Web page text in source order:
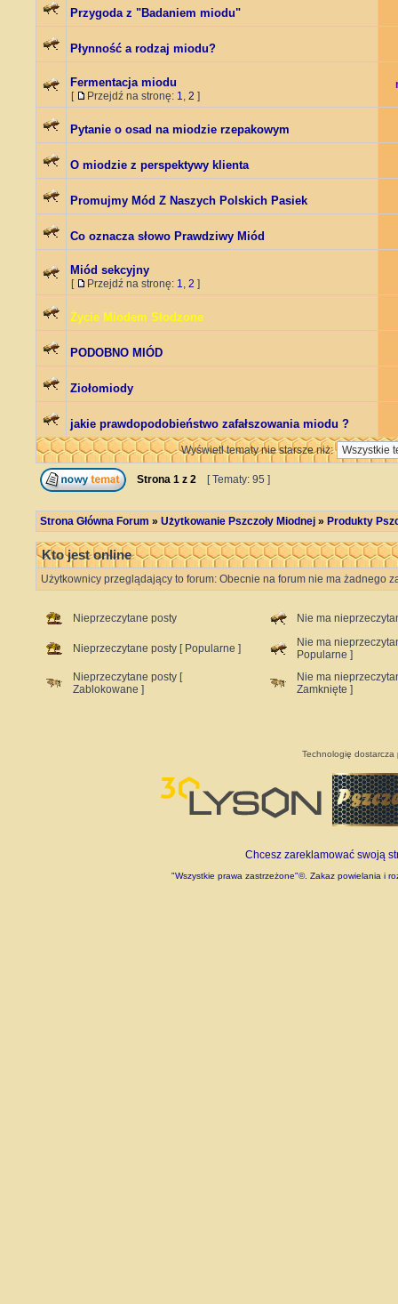
Przygoda z "Badaniem miodu"
Płynność a rodzaj miodu?
Fermentacja miodu
[ Przejdź na stronę: 1, 2 ]
Pytanie o osad na miodzie rzepakowym
O miodzie z perspektywy klienta
Promujmy Mód Z Naszych Polskich Pasiek
Co oznacza słowo Prawdziwy Miód
Miód sekcyjny
[ Przejdź na stronę: 1, 2 ]
Życie Miodem Słodzone
PODOBNO MIÓD
Ziołomiody
jakie prawdopodobieństwo zafałszowania miodu ?
Wyświetl tematy nie starsze niż:
Strona 1 z 2 [ Tematy: 95 ]
Strona Główna Forum » Użytkowanie Pszczoły Miodnej » Produkty
Kto jest online
Użytkownicy przeglądający to forum: Obecnie na forum nie ma żadnego
Nieprzeczytane posty Nie ma
Nieprzeczytane posty [ Popularne ]
Nie ma
Popularne ]
Nieprzeczytane posty [
Zablokowane ]
Nie ma
Zamknięte ]
Technologię dostarcza
Chcesz zareklamować swoją
"Wszystkie prawa zastrzeżone"©. Zakaz powielania i